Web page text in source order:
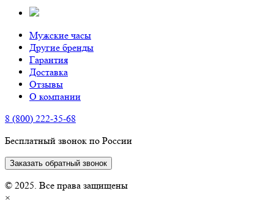
Мужские часы
Другие бренды
Гарантия
Доставка
Отзывы
О компании
8 (800) 222-35-68
Бесплатный звонок по России
Заказать обратный звонок
© 2025. Все права защищены
×